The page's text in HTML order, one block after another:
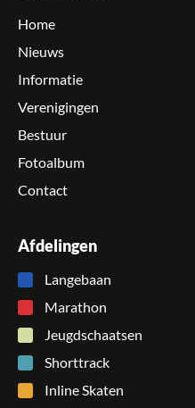
Home
Nieuws
Informatie
Verenigingen
Bestuur
Fotoalbum
Contact
Afdelingen
Langebaan
Marathon
Jeugdschaatsen
Shorttrack
Inline Skaten